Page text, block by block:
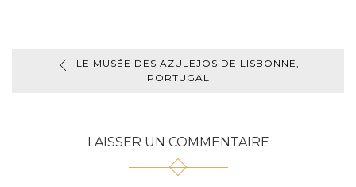
LE MUSÉE DES AZULEJOS DE LISBONNE,
PORTUGAL
LAISSER UN COMMENTAIRE